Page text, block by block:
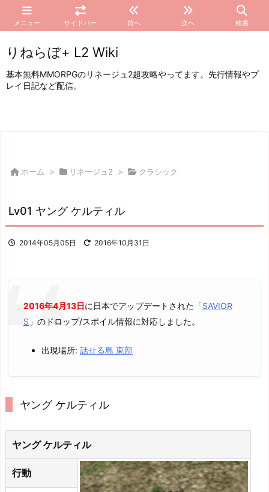
メニュー サイドバー 前へ 次へ 検索
りねらぼ+ L2 Wiki
基本無料MMORPGのリネージュ2超攻略やってます。先行情報やプ
レイ日記など配信。
ホーム > リネージュ2 > クラシック
Lv01 ヤング ケルティル
2014年05月05日 2016年10月31日
2016年4月13日に日本でアップデートされた「SAVIOR
S 」のドロップ/スポイル情報に対応しました。
出現場所: 話せる島 東部
ヤング ケルティル
ヤング ケルティル
行動